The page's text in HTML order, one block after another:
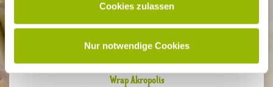
Cookies zulassen
Nur notwendige Cookies
Wrap Namaste
in Tikkacurrysoße
Wrap Akropolis